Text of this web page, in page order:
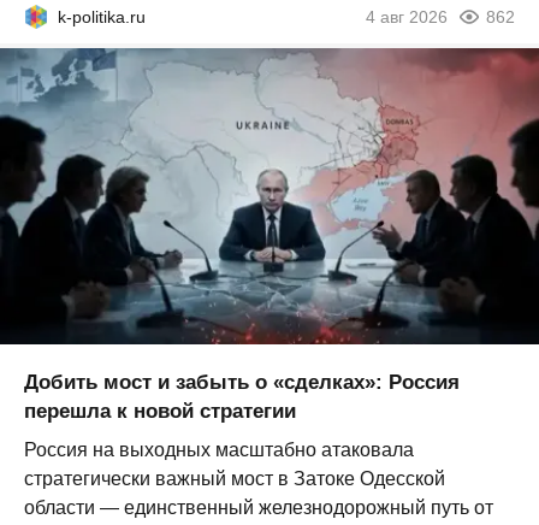
k-politika.ru 4 авг 2026 862
Добить мост и забыть о «сделках»: Россия
перешла к новой стратегии
Россия на выходных масштабно атаковала
стратегически важный мост в Затоке Одесской
области — единственный железнодорожный путь от